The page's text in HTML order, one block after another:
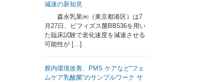
減速の新知見
森永乳業㈱（東京都港区）は7
月27日、ビフィズス菌BB536を用い
た臨床試験で老化速度を減速させる
可能性が […]
膣内環境改善、PMS ケアなど“フェ
ムケア乳酸菌”のサンプルワーク サ